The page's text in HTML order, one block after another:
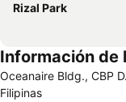
Rizal Park
Información de
Oceanaire Bldg., CBP
Filipinas